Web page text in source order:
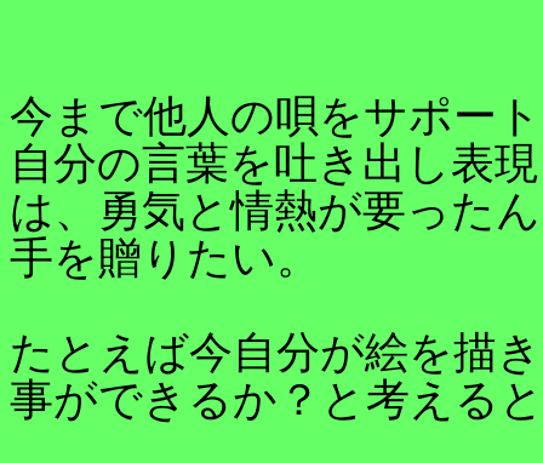
今まで他人の唄をサポー
自分の言葉を吐き出し表
は、勇気と情熱が要った
手を贈りたい。
たとえば今自分が絵を描
事ができるか？と考える